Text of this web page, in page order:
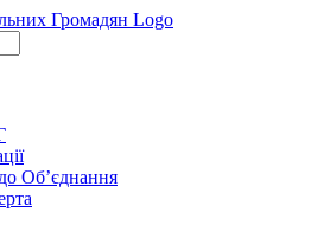
Об’єднання